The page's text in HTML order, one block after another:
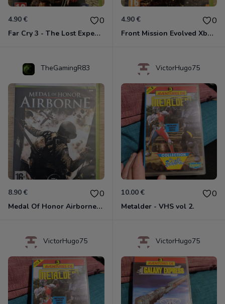
4.90 € 0
Far Cry 3 - The Lost Expeditions - Edition Spéciale Xbox 360
4.90 € 0
Front Mission Evolved Xbox 360
TheGamingR83
8.90 € 0
Medal Of Honor Airborne Xbox 360
VictorHugo75
10.00 € 0
Metalder - VHS vol 2.
VictorHugo75 VictorHugo75